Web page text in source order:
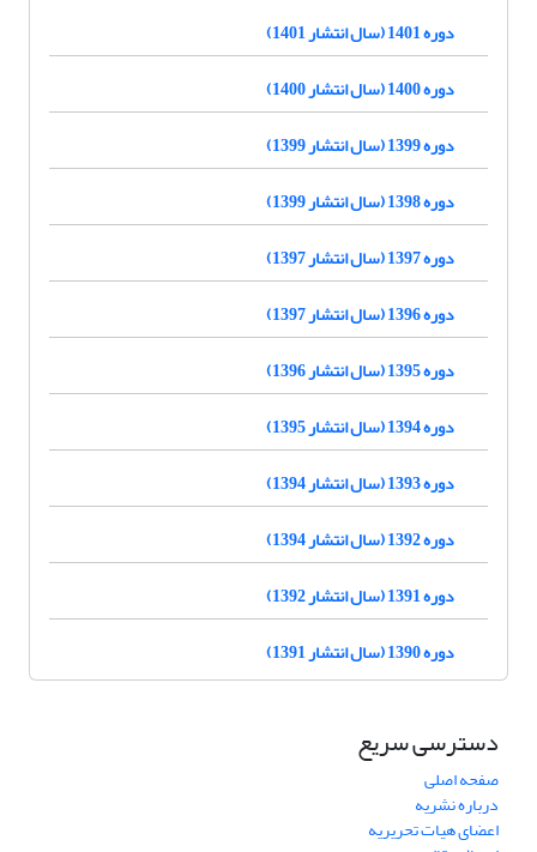
دوره 1401 (سال انتشار 1401)
دوره 1400 (سال انتشار 1400)
دوره 1399 (سال انتشار 1399)
دوره 1398 (سال انتشار 1399)
دوره 1397 (سال انتشار 1397)
دوره 1396 (سال انتشار 1397)
دوره 1395 (سال انتشار 1396)
دوره 1394 (سال انتشار 1395)
دوره 1393 (سال انتشار 1394)
دوره 1392 (سال انتشار 1394)
دوره 1391 (سال انتشار 1392)
دوره 1390 (سال انتشار 1391)
دسترسی سریع
صفحه اصلی
درباره نشریه
اعضای هیات تحریریه